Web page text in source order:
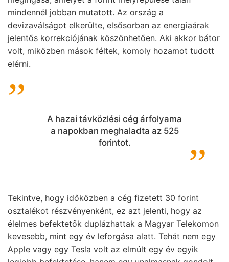
mindennél jobban mutatott. Az ország a
devizaválságot elkerülte, elsősorban az energiaárak
jelentős korrekciójának köszönhetően. Aki akkor bátor
volt, miközben mások féltek, komoly hozamot tudott
elérni.
A hazai távközlési cég árfolyama
a napokban meghaladta az 525
forintot.
Tekintve, hogy időközben a cég fizetett 30 forint
osztalékot részvényenként, ez azt jelenti, hogy az
élelmes befektetők duplázhattak a Magyar Telekomon
kevesebb, mint egy év leforgása alatt. Tehát nem egy
Apple vagy egy Tesla volt az elmúlt egy év egyik